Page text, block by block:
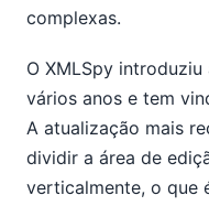
complexas.
O XMLSpy
vários anos e tem
A atualização mais
dividir a área de
verticalmente, o que